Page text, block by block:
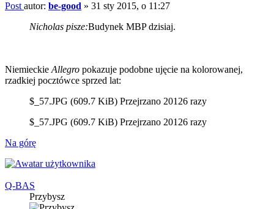
Post autor: be-good » 31 sty 2015, o 11:27
Nicholas pisze:Budynek MBP dzisiaj.
Niemieckie Allegro pokazuje podobne ujęcie na kolorowanej,
rzadkiej pocztówce sprzed lat:
$_57.JPG (609.7 KiB) Przejrzano 20126 razy
$_57.JPG (609.7 KiB) Przejrzano 20126 razy
Na górę
Q-BAS
Przybysz